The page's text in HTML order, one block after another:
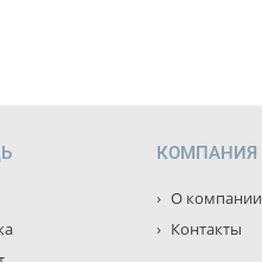
КОМПАНИЯ
О компании
Контакты